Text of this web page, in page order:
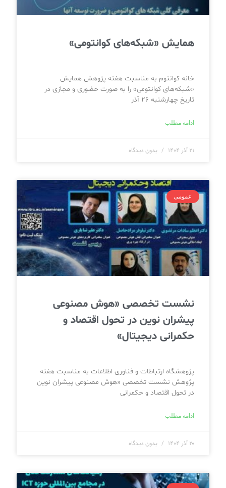
همایش «شبکه‌های کوانتومی»
خانه کوانتوم به مناسبت هفته پژوهش همایش
«شبکه‌های کوانتومی» را به صورت حضوری و مجازی در
تاریخ چهارشنبه ۲۶ آذر
ادامه مطلب
۲۱ آذر ۱۴۰۴ بدون دیدگاه
عمومی
نشست تخصصی «هوش مصنوعی
پیشران نوین در تحول اقتصاد و
حکمرانی دیجیتال»
پژوهشگاه ارتباطات و فناوری اطلاعات به مناسبت هفته
پژوهش نشست تخصصی «هوش مصنوعی پیشران نوین
در تحول اقتصاد و حکمرانی
ادامه مطلب
۲۰ آذر ۱۴۰۴ بدون دیدگاه